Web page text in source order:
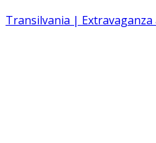
Transilvania | Extravaganza